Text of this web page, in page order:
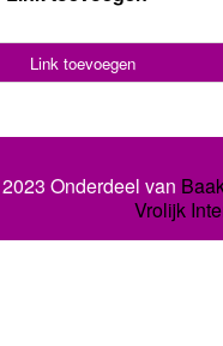
Link toevoegen
Onderdeel van
Vrolijk